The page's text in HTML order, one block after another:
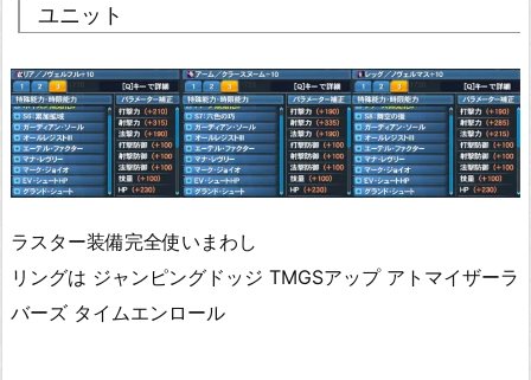
ユニット
ラスター装備完全使いまわし
リングは ジャンピングドッジ TMGSアップ アトマイザーラ
バーズ タイムエンロール